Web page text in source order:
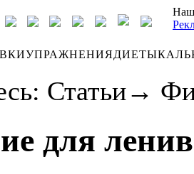
УПРАЖНЕНИЯДИЕТЫ
Статьи→
для